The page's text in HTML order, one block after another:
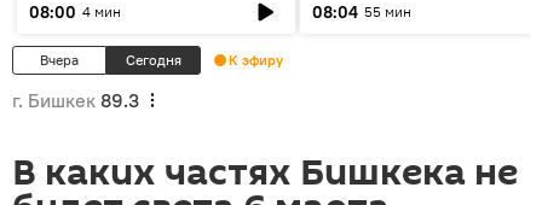
08:00 4 мин
08:04 55 мин
Вчера Сегодня К эфиру
г. Бишкек 89.3
В каких частях Бишкека не